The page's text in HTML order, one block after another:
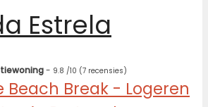
Estrela
- 9.8 /10 (7 recensies)